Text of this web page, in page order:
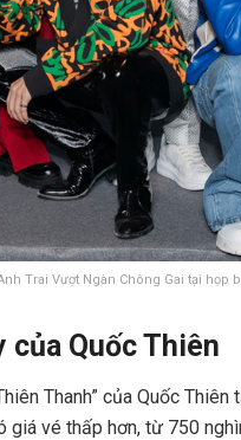
Trai Vượt Ngàn Chông Gai tại
Quốc Thiên
Thanh” của Quốc
vé thấp hơn, từ 750